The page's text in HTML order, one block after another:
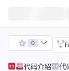
0
代码介绍 代